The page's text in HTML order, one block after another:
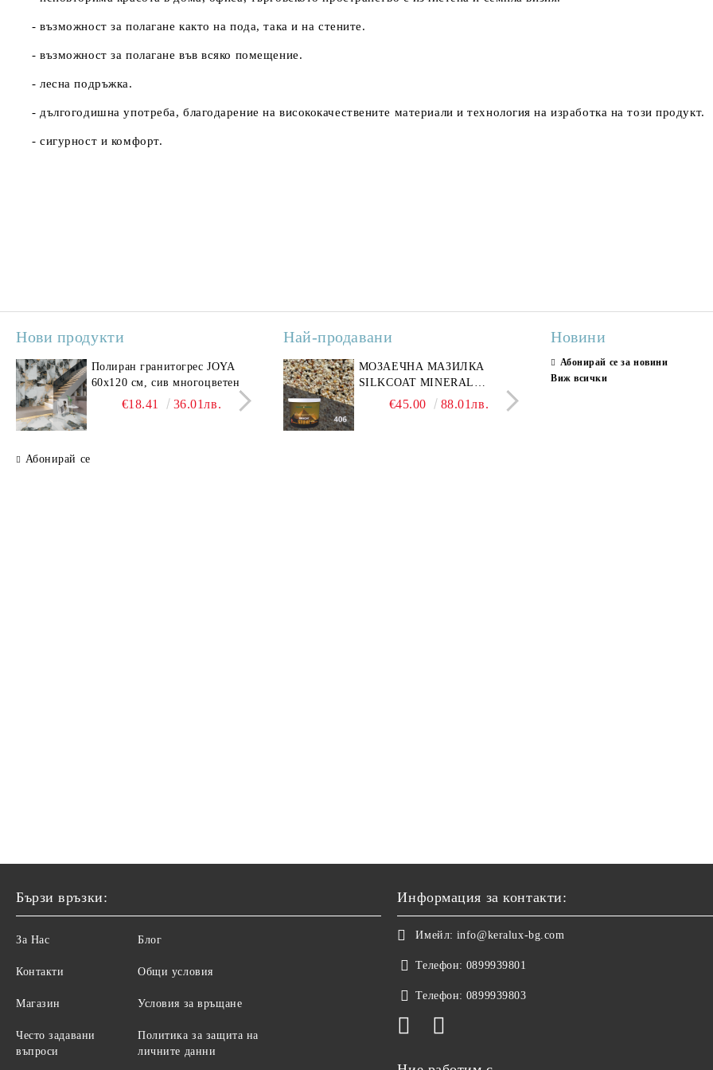
- възможност за полагане както на пода, така и на стените.
- възможност за полагане във всяко помещение.
- лесна подръжка.
- дългогодишна употреба, благодарение на висококачествените материали и технология на изработка на този продукт.
- сигурност и комфорт.
Нови продукти
Полиран гранитогрес JOYA
60x120 см, сив многоцветен
€18.41 36.01лв.
Полиран гранитогрес
SAVONA GREY 60x120 см,
светло сив мрамор
€22.50 44.01лв.
Гранитогрес LESY GREY
GOLD 60х120см, тип
Абонирай се
Най-продавани
МОЗАЕЧНА МАЗИЛКА
SILKCOAT MINERAL
PLASTER STONE, СИТЕН
€45.00 88.01лв.
СТЕННИ ПЛОЧКИ
30X90CM, ГЛАНЦ
Новини
Абонирай се за новини
Виж всички
Бързи връзки:
За Нас
Контакти
Магазин
Често задавани
въпроси
Блог
Общи условия
Условия за връщане
Политика за защита на
личните данни
Информация за контакти:
Имейл: info@keralux-bg.com
Телефон: 0899939801
Телефон: 0899939803